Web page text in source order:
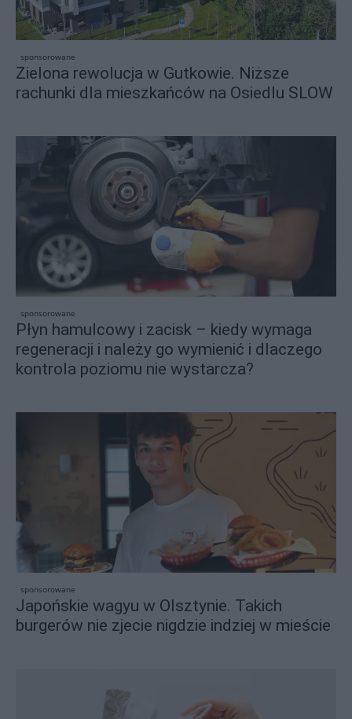
sponsorowane
Zielona rewolucja w Gutkowie. Niższe
rachunki dla mieszkańców na Osiedlu SLOW
sponsorowane
Płyn hamulcowy i zacisk – kiedy wymaga
regeneracji i należy go wymienić i dlaczego
kontrola poziomu nie wystarcza?
sponsorowane
Japońskie wagyu w Olsztynie. Takich
burgerów nie zjecie nigdzie indziej w mieście